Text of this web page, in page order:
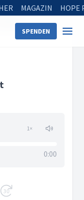
MAGAZIN HOPE
SPENDEN
1×
0:00
30